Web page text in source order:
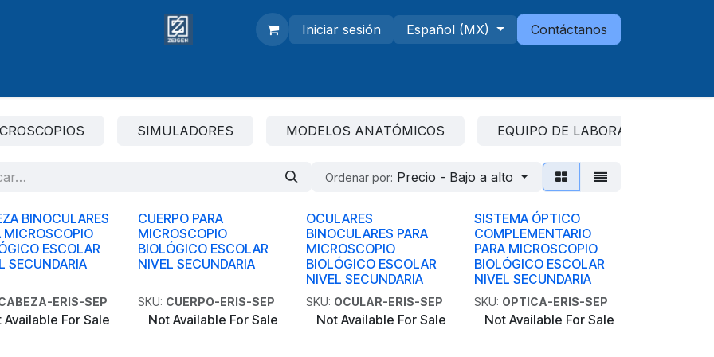
Iniciar sesión Español (MX) Contáctanos
SIMULADORES MODELOS ANATÓMICOS EQUIPO DE LABORATORIO
Ordenar por: Precio - Bajo a alto
BINOCULARES
MICROSCOPIO
ESCOLAR
SECUNDARIA
ERIS-SEP
Available For Sale
CUERPO PARA
MICROSCOPIO
BIOLÓGICO ESCOLAR
NIVEL SECUNDARIA
SKU: CUERPO-ERIS-SEP
Not Available For Sale
OCULARES
BINOCULARES PARA
MICROSCOPIO
BIOLÓGICO ESCOLAR
NIVEL SECUNDARIA
SKU: OCULAR-ERIS-SEP
Not Available For Sale
SISTEMA ÓPTICO
COMPLEMENTARIO
PARA MICROSCOPIO
BIOLÓGICO ESCOLAR
NIVEL SECUNDARIA
SKU: OPTICA-ERIS-SEP
Not Available For Sale